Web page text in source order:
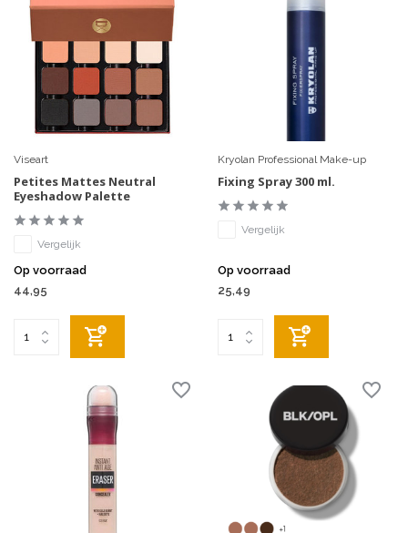
Viseart
Petites Mattes Neutral
Eyeshadow Palette
Vergelijk
Op voorraad
44,95
Kryolan Professional Make-up
Fixing Spray 300 ml.
Vergelijk
Op voorraad
25,49